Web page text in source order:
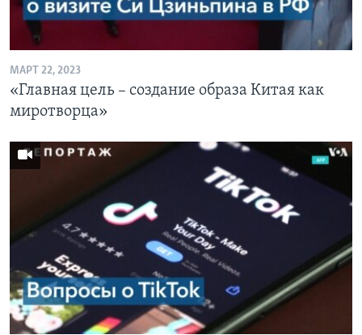
Learning English
СОЦИАЛЬНЫЕ СЕТИ
Языки
МАРТ 22, 2023
«Главная цель – создание образа Китая как
миротворца»